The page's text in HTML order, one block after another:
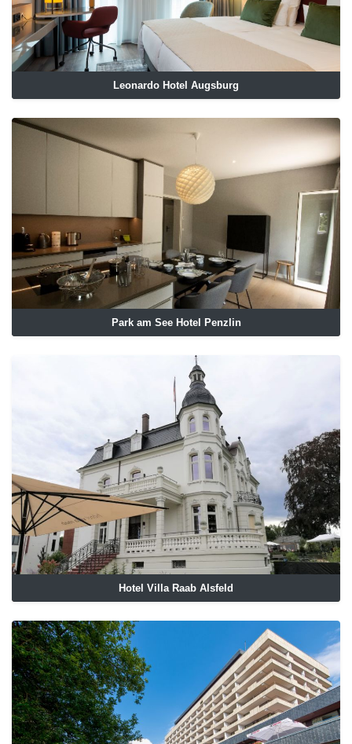
Leonardo Hotel Augsburg
Park am See Hotel Penzlin
Hotel Villa Raab Alsfeld